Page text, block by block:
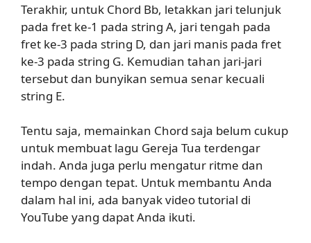
Terakhir, untuk Chord Bb, letakkan jari telunjuk
pada fret ke-1 pada string A, jari tengah pada
fret ke-3 pada string D, dan jari manis pada fret
ke-3 pada string G. Kemudian tahan jari-jari
tersebut dan bunyikan semua senar kecuali
string E.
Tentu saja, memainkan Chord saja belum cukup
untuk membuat lagu Gereja Tua terdengar
indah. Anda juga perlu mengatur ritme dan
tempo dengan tepat. Untuk membantu Anda
dalam hal ini, ada banyak video tutorial di
YouTube yang dapat Anda ikuti.